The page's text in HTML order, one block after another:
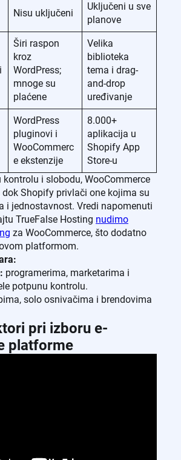
Nisu uključeni
Uključeni u sve
planove
Širi raspon
kroz
WordPress;
mnoge su
plaćene
Velika
biblioteka
tema i drag-
and-drop
uređivanje
WordPress
pluginovi i
WooCommerc
e ekstenzije
8.000+
aplikacija u
Shopify App
Store-u
i slobodu, WooCommerce
dok Shopify privlači one kojima su
i jednostavnost. Vredi napomenuti
TrueFalse Hosting nudimo
za WooCommerce, što dodatno
platformom.
: programerima, marketarima i
potpunu kontrolu.
solo osnivačima i brendovima
pri izboru e-
platforme